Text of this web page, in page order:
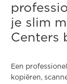
je slim
Centers
Een
kopiëren,